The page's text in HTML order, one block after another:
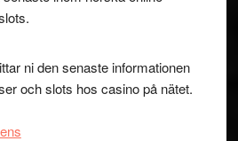
ni den senaste informationen
och slots hos casino på nätet.